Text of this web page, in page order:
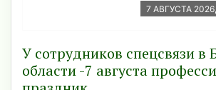
7 АВГУСТА
У сотрудников спецсвязи в
области -7 августа